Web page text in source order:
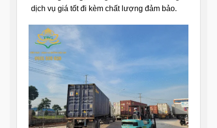
dịch vụ giá tốt đi kèm chất lượng đảm bảo.